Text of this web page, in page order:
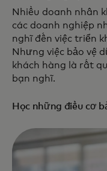
Nhiều doanh nhân
các doanh nghiệp
nghĩ đến việc triển
Nhưng việc bảo vệ
khách hàng là rất
bạn nghĩ.
Học những điều cơ